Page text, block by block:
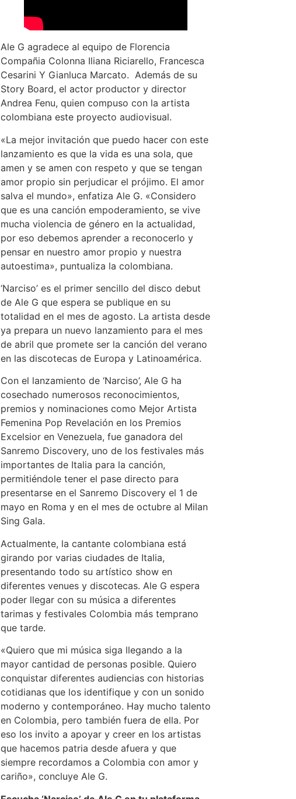
Ale G agradece al equipo de Florencia
Compañia Colonna Iliana Riciarello, Francesca
Cesarini Y Gianluca Marcato. Además de su
Story Board, el actor productor y director
Andrea Fenu, quien compuso con la artista
colombiana este proyecto audiovisual.
«La mejor invitación que puedo hacer con este
lanzamiento es que la vida es una sola, que
amen y se amen con respeto y que se tengan
amor propio sin perjudicar el prójimo. El amor
salva el mundo», enfatiza Ale G. «Considero
que es una canción empoderamiento, se vive
mucha violencia de género en la actualidad,
por eso debemos aprender a reconocerlo y
pensar en nuestro amor propio y nuestra
autoestima», puntualiza la colombiana.
‘Narciso’ es el primer sencillo del disco debut
de Ale G que espera se publique en su
totalidad en el mes de agosto. La artista desde
ya prepara un nuevo lanzamiento para el mes
de abril que promete ser la canción del verano
en las discotecas de Europa y Latinoamérica.
Con el lanzamiento de ‘Narciso’, Ale G ha
cosechado numerosos reconocimientos,
premios y nominaciones como Mejor Artista
Femenina Pop Revelación en los Premios
Excelsior en Venezuela, fue ganadora del
Sanremo Discovery, uno de los festivales más
importantes de Italia para la canción,
permitiéndole tener el pase directo para
presentarse en el Sanremo Discovery el 1 de
mayo en Roma y en el mes de octubre al Milan
Sing Gala.
Actualmente, la cantante colombiana está
girando por varias ciudades de Italia,
presentando todo su artístico show en
diferentes venues y discotecas. Ale G espera
poder llegar con su música a diferentes
tarimas y festivales Colombia más temprano
que tarde.
«Quiero que mi música siga llegando a la
mayor cantidad de personas posible. Quiero
conquistar diferentes audiencias con historias
cotidianas que los identifique y con un sonido
moderno y contemporáneo. Hay mucho talento
en Colombia, pero también fuera de ella. Por
eso los invito a apoyar y creer en los artistas
que hacemos patria desde afuera y que
siempre recordamos a Colombia con amor y
cariño», concluye Ale G.